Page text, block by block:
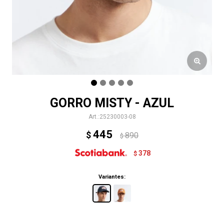
GORRO MISTY - AZUL
25230003-08
$ 445 $ 890
$ 378
Variantes: